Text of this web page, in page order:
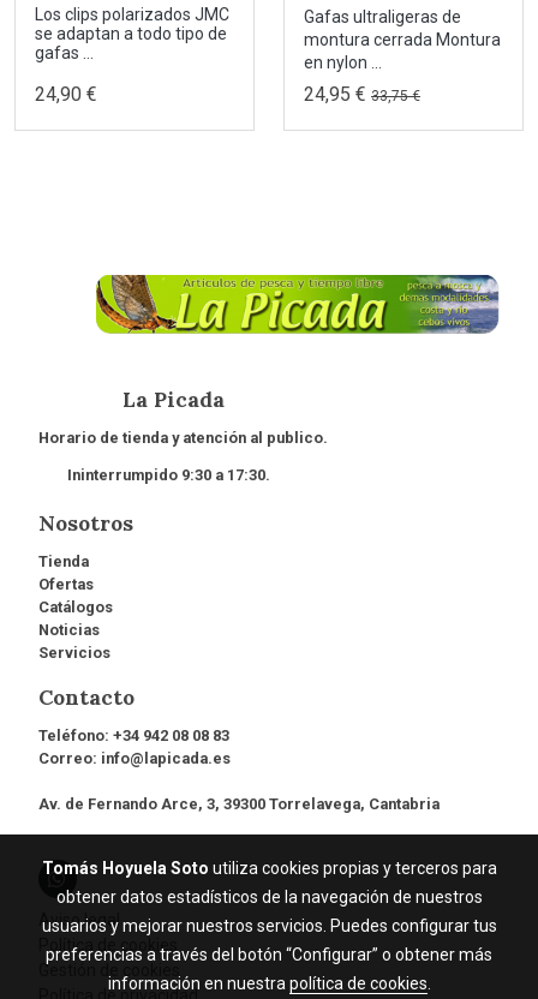
Los clips polarizados JMC
se adaptan a todo tipo de
gafas ...
24,90 €
Gafas ultraligeras de
montura cerrada Montura
en nylon ...
24,95 € 33,75 €
La Picada
Horario de tienda y atención al publico.
Ininterrumpido 9:30 a 17:30.
Nosotros
Tienda
Ofertas
Catálogos
Noticias
Servicios
Contacto
Teléfono: +34 942 08 08 83
Correo: info@lapicada.es
Av. de Fernando Arce, 3, 39300 Torrelavega, Cantabria
Aviso legal
Política de cookies
Gestión de cookies
Política de privacidad
Tomás Hoyuela Soto utiliza cookies propias y terceros para
obtener datos estadísticos de la navegación de nuestros
usuarios y mejorar nuestros servicios. Puedes configurar tus
preferencias a través del botón “Configurar” o obtener más
información en nuestra política de cookies